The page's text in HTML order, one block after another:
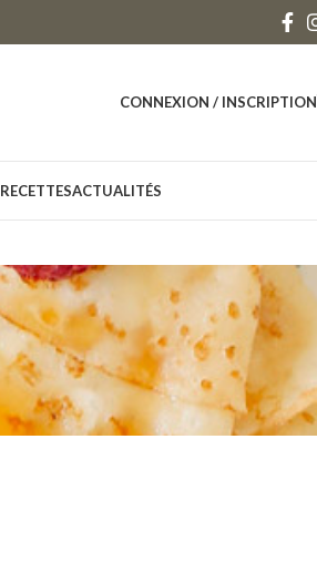
CONNEXION / INSCRIPTION
RECETTESACTUALITÉS